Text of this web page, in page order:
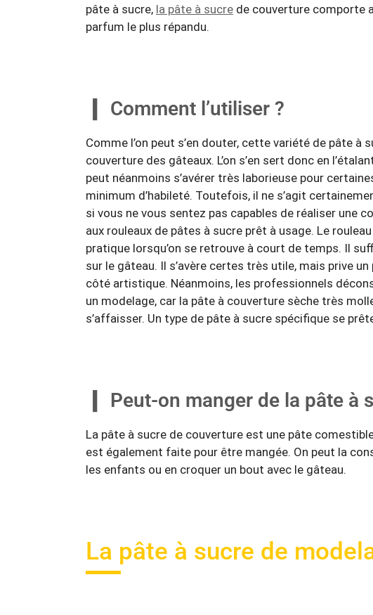
pâte à sucre, la pâte à sucre de couverture comporte
parfum le plus répandu.
Comment l’utiliser ?
Comme l’on peut s’en douter, cette variété de pâte à
couverture des gâteaux. L’on s’en sert donc en
peut néanmoins s’avérer très laborieuse pour
minimum d’habileté. Toutefois, il ne s’agit
si vous ne vous sentez pas capables de réaliser une
aux rouleaux de pâtes à sucre prêt à usage. Le
pratique lorsqu’on se retrouve à court de temps. Il
sur le gâteau. Il s’avère certes très utile, mais prive
côté artistique. Néanmoins, les professionnels
un modelage, car la pâte à couverture sèche très
s’affaisser. Un type de pâte à sucre spécifique se
Peut-on manger de la pâte à
La pâte à sucre de couverture est une pâte
est également faite pour être mangée. On peut la
les enfants ou en croquer un bout avec le gâteau.
La pâte à sucre de